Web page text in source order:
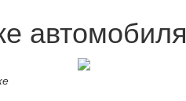
автомобиля